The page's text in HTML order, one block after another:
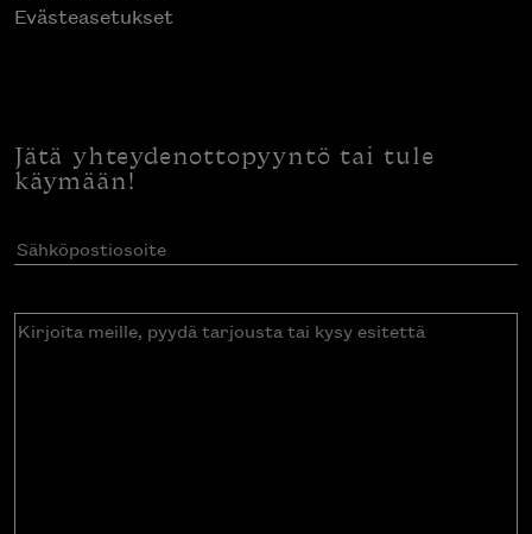
Evästeasetukset
Jätä yhteydenottopyyntö tai tule
käymään!
Sähköpostiosoite(Pakollinen)
Kirjoita